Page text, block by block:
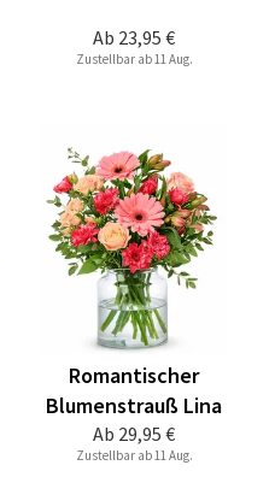
Ab 23,95 €
Zustellbar ab 11 Aug.
Ab 29,95 €
Romantischer
Blumenstrauß Lina
Zustellbar ab 11 Aug.